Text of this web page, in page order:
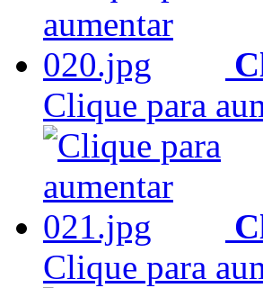
Clique para
Clique para